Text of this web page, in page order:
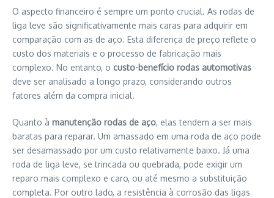
O aspecto financeiro é sempre um ponto crucial. As rodas de
liga leve são significativamente mais caras para adquirir em
comparação com as de aço. Esta diferença de preço reflete o
custo dos materiais e o processo de fabricação mais
complexo. No entanto, o custo-benefício rodas automotivas
deve ser analisado a longo prazo, considerando outros
fatores além da compra inicial.
Quanto à manutenção rodas de aço, elas tendem a ser mais
baratas para reparar. Um amassado em uma roda de aço pode
ser desamassado por um custo relativamente baixo. Já uma
roda de liga leve, se trincada ou quebrada, pode exigir um
reparo mais complexo e caro, ou até mesmo a substituição
completa. Por outro lado, a resistência à corrosão das ligas